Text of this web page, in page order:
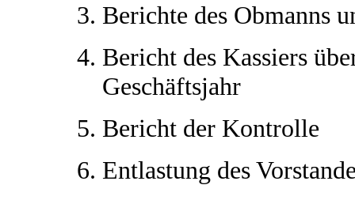
Berichte des Obmanns
Bericht des Kassiers
Geschäftsjahr
Bericht der Kontrolle
Entlastung des